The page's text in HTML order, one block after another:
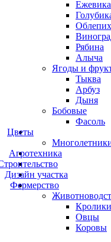
Ежевика
Рябина
Алыча
Ягоды и
Тыква
Арбуз
Дыня
Бобовые
Фасоль
Цветы
Агротехника
Дизайн участка
Фермерство
Кролики
Овцы
Коровы